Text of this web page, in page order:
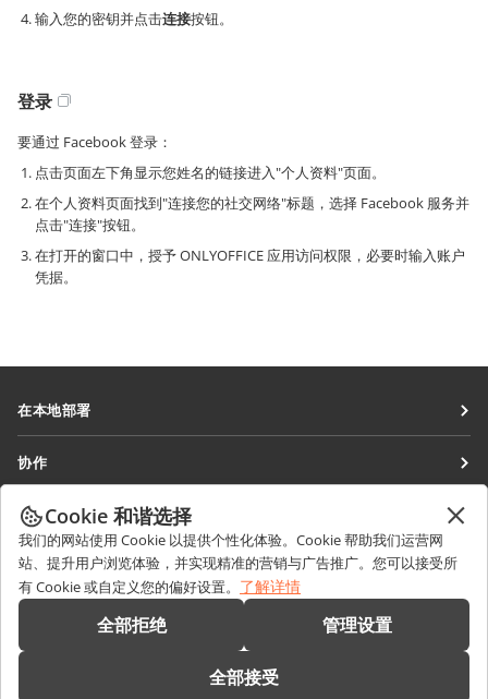
输入您的密钥并点击连接按钮。
登录
要通过 Facebook 登录：
点击页面左下角显示您姓名的链接进入"个人资料"页面。
在个人资料页面找到"连接您的社交网络"标题，选择 Facebook 服务并
点击"连接"按钮。
在打开的窗口中，授予 ONLYOFFICE 应用访问权限，必要时输入账户
凭据。
在本地部署
协作空间
工作区
连接器
桌面应用程序
移动应用程序
协作
针对翻译人员
针对博主
职位空缺
获取最新资讯
博客
获取帮助
论坛
销售相关问题
sales@onlyoffice.com
partners@onlyoffice.com
Cookie 和谐选择
我们的网站使用 Cookie 以提供个性化体验。Cookie 帮助我们运营网
站、提升用户浏览体验，并实现精准的营销与广告推广。您可以接受所
有 Cookie 或自定义您的偏好设置。 了解详情
全部拒绝 管理设置
全部接受